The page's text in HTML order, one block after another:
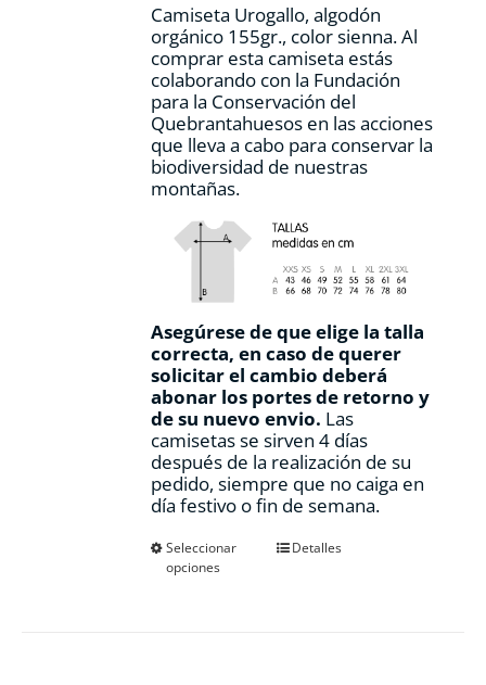
página
de
producto
Camiseta Urogallo, algodón
orgánico 155gr., color sienna. Al
comprar esta camiseta estás
colaborando con la Fundación
para la Conservación del
Quebrantahuesos en las acciones
que lleva a cabo para conservar la
biodiversidad de nuestras
montañas.
Asegúrese de que elige la talla
correcta, en caso de querer
solicitar el cambio deberá
abonar los portes de retorno y
de su nuevo envio. Las
camisetas se sirven 4 días
después de la realización de su
pedido, siempre que no caiga en
día festivo o fin de semana.
Seleccionar
opciones
EsteDetalles